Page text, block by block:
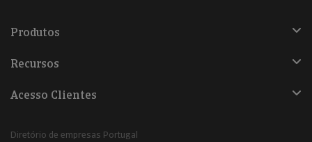
Produtos
Recursos
Acesso Clientes
Diretório de empresas Portugal